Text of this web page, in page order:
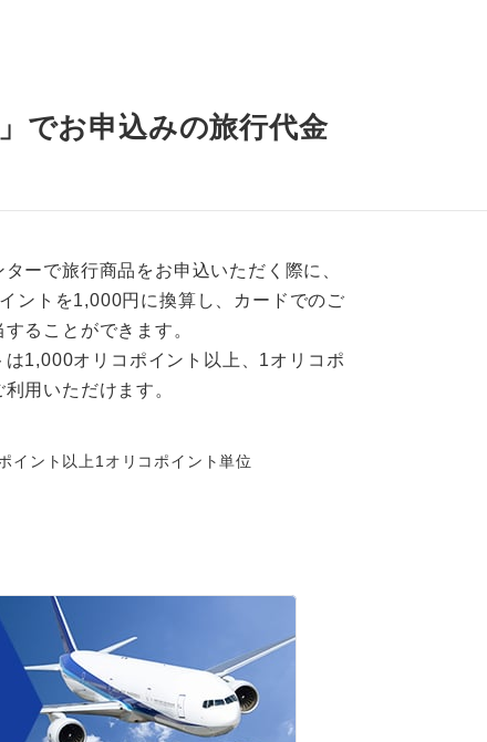
でお申込みの旅行代金
ーで旅行商品をお申込いただく際に、
ントを1,000円に換算し、カードでのご
ることができます。
は1,000オリコポイント以上、1オリコポ
用いただけます。
イント以上1オリコポイント単位